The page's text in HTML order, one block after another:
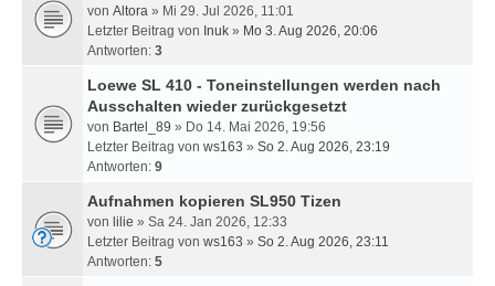
von Altora » Mi 29. Jul 2026, 11:01
Letzter Beitrag von Inuk » Mo 3. Aug 2026, 20:06
Antworten: 3
Loewe SL 410 - Toneinstellungen werden nach
Ausschalten wieder zurückgesetzt
von Bartel_89 » Do 14. Mai 2026, 19:56
Letzter Beitrag von ws163 » So 2. Aug 2026, 23:19
Antworten: 9
Aufnahmen kopieren SL950 Tizen
von lilie » Sa 24. Jan 2026, 12:33
Letzter Beitrag von ws163 » So 2. Aug 2026, 23:11
Antworten: 5